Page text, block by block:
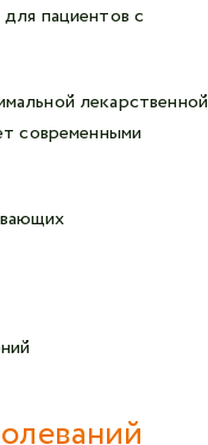
пациентов с
лекарственной
современными